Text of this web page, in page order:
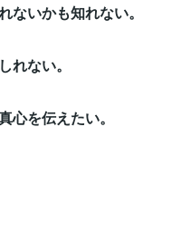
ないかも知れない。
れない。
心を伝えたい。